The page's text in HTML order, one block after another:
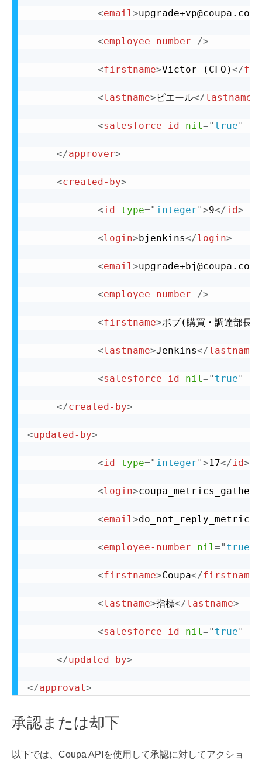
<email>upgrade+vp@coupa.com
<employee-number />
<firstname>Victor (CFO)</
<lastname> ピエール</lastname
<salesforce-id nil=" true"
</approver>
<created-by>
<id type=" integer">9</id>
<login>bjenkins</login>
<email>upgrade+bj@coupa.com
<employee-number />
<firstname>ボブ(購買・調達部長)
<lastname>Jenkins</lastname
<salesforce-id nil=" true"
</created-by>
<updated-by>
<id type=" integer">17</id>
<login>
<email>
<employee-number nil=" true
<firstname>Coupa</firstname
<lastname>指標</lastname>
<salesforce-id nil=" true"
</updated-by>
</approval>
承認または却下
以下では、Coupa APIを使用して承認に対してアクショ